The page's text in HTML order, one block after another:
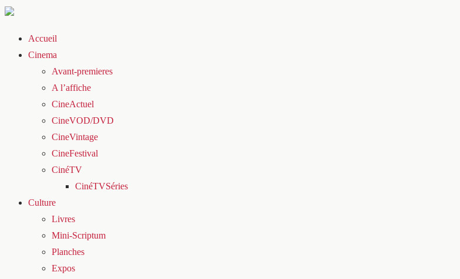
Accueil
Cinema
Avant-premieres
A l’affiche
CineActuel
CineVOD/DVD
CineVintage
CineFestival
CinéTV
CinéTVSéries
Culture
Livres
Mini-Scriptum
Planches
Expos